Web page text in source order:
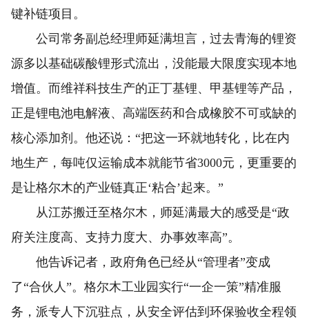
键补链项目。
公司常务副总经理师延满坦言，过去青海的锂资
源多以基础碳酸锂形式流出，没能最大限度实现本地
增值。而维祥科技生产的正丁基锂、甲基锂等产品，
正是锂电池电解液、高端医药和合成橡胶不可或缺的
核心添加剂。他还说：“把这一环就地转化，比在内
地生产，每吨仅运输成本就能节省3000元，更重要的
是让格尔木的产业链真正‘粘合’起来。”
从江苏搬迁至格尔木，师延满最大的感受是“政
府关注度高、支持力度大、办事效率高”。
他告诉记者，政府角色已经从“管理者”变成
了“合伙人”。格尔木工业园实行“一企一策”精准服
务，派专人下沉驻点，从安全评估到环保验收全程领